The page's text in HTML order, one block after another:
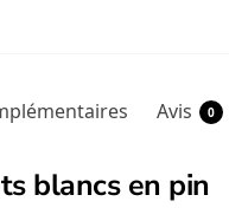
Avis 0
blancs en pin